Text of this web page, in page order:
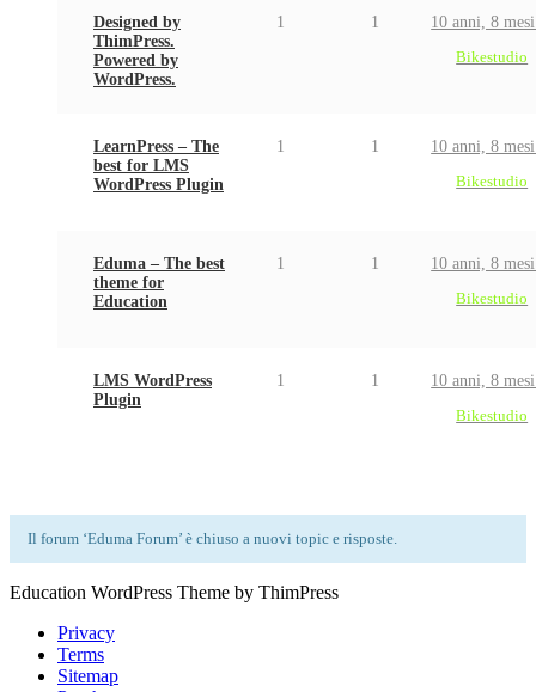
Designed by
ThimPress.
Powered by
WordPress.
1 1
10 anni, 8
Bikestudio
LearnPress – The
best for LMS
WordPress Plugin
1 1
10 anni, 8
Bikestudio
Eduma – The best
theme for
Education
1 1
10 anni, 8
Bikestudio
LMS WordPress
Plugin
1 1
10 anni, 8
Bikestudio
Il forum ‘Eduma Forum’ è chiuso a nuovi topic e risposte.
Education WordPress Theme by ThimPress
Privacy
Terms
Sitemap